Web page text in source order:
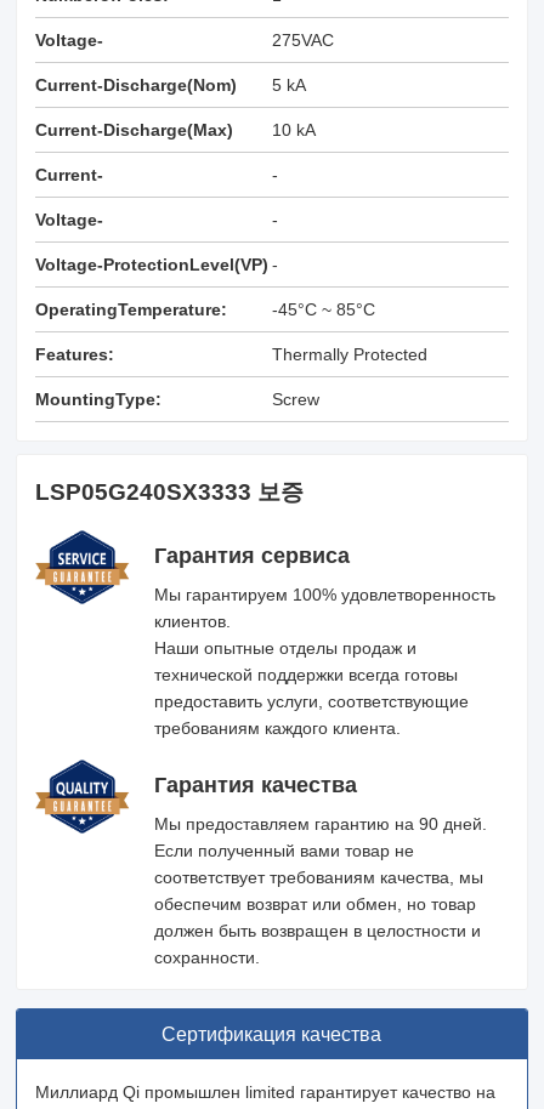
Voltage-
ContinuousOperating(Max)
(MCOV):
275VAC
Current-Discharge(Nom)
(8/20µS):
5 kA
Current-Discharge(Max)
(8/20µS):
10 kA
Current-
ShortCircuitRating(SCRR):
-
Voltage-
ProtectionRating(VPR):
-
Voltage-ProtectionLevel(VP)
(2416):
-
OperatingTemperature: -45°C ~ 85°C
Features: Thermally Protected
MountingType: Screw
LSP05G240SX3333 보증
Гарантия сервиса
Мы гарантируем 100% удовлетворенность
клиентов.
Наши опытные отделы продаж и
технической поддержки всегда готовы
предоставить услуги, соответствующие
требованиям каждого клиента.
Гарантия качества
Мы предоставляем гарантию на 90 дней.
Если полученный вами товар не
соответствует требованиям качества, мы
обеспечим возврат или обмен, но товар
должен быть возвращен в целостности и
сохранности.
Сертификация качества
Миллиард Qi промышлен limited гарантирует качество на